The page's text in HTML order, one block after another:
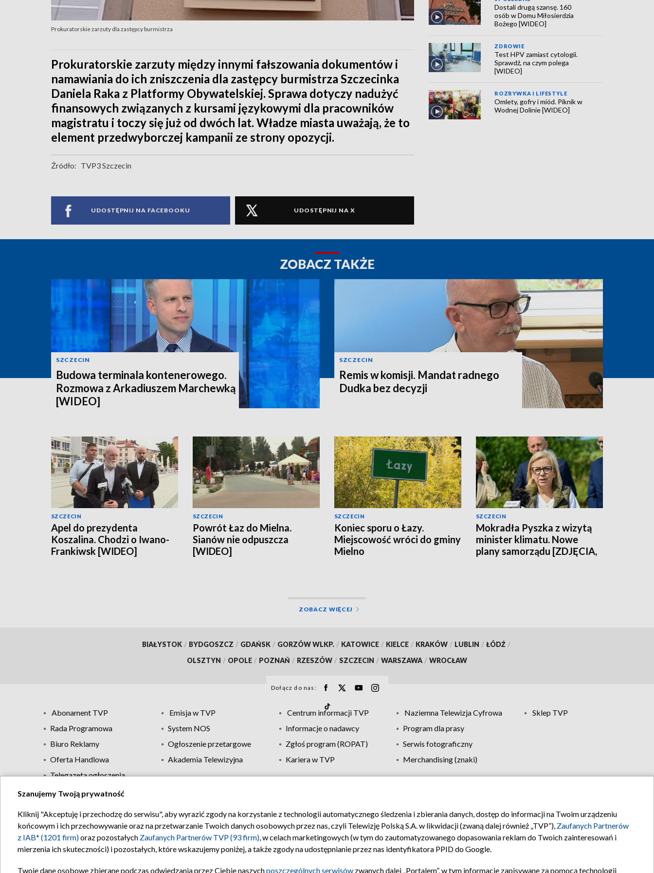
Prokuratorskie zarzuty dla zastępcy burmistrza
Prokuratorskie zarzuty między innymi fałszowania dokumentów i
namawiania do ich zniszczenia dla zastępcy burmistrza Szczecinka
Daniela Raka z Platformy Obywatelskiej. Sprawa dotyczy nadużyć
finansowych związanych z kursami językowymi dla pracowników
magistratu i toczy się już od dwóch lat. Władze miasta uważają, że to
element przedwyborczej kampanii ze strony opozycji.
Źródło: TVP3 Szczecin
UDOSTĘPNIJ NA FACEBOOKU UDOSTĘPNIJ NA X
Dostali drugą szansę. 160
osób w Domu Miłosierdzia
Bożego [WIDEO]
ZDROWIE
Test HPV zamiast cytologii.
Sprawdź, na czym polega
[WIDEO]
ROZRYWKA I LIFESTYLE
Omlety, gofry i miód. Piknik w
Wodnej Dolinie [WIDEO]
ZOBACZ TAKŻE
SZCZECIN
Budowa terminala kontenerowego.
Rozmowa z Arkadiuszem Marchewką
[WIDEO]
SZCZECIN
Remis w komisji. Mandat radnego
Dudka bez decyzji
SZCZECIN
Apel do prezydenta
Koszalina. Chodzi o Iwano-
Frankiwsk [WIDEO]
SZCZECIN
Powrót Łaz do Mielna.
Sianów nie odpuszcza
[WIDEO]
SZCZECIN
Koniec sporu o Łazy.
Miejscowość wróci do gminy
Mielno
SZCZECIN
Mokradła Pyszka z wizytą
minister klimatu. Nowe
plany samorządu [ZDJĘCIA,
ZOBACZ WIĘCEJ
BIAŁYSTOK / BYDGOSZCZ / GDAŃSK / GORZÓW WLKP. / KATOWICE / KIELCE / KRAKÓW / LUBLIN / ŁÓDŹ /
OLSZTYN / OPOLE / POZNAŃ / RZESZÓW / SZCZECIN / WARSZAWA / WROCŁAW
Dołącz do nas:
Abonament TVP Emisja w TVP Centrum informacji TVP Naziemna Telewizja Cyfrowa
Sklep TVP
Rada Programowa
System NOS Informacje o nadawcy
Program dla prasy
Biuro Reklamy
Ogłoszenie przetargowe Zgłoś program (ROPAT)
Serwis fotograficzny
Oferta Handlowa
Akademia Telewizyjna Kariera w TVP
Merchandising (znaki)
Telegazeta ogłoszenia
Regulamin TVP Polityka prywatności Moje zgody Pomoc Biuro reklamy Kontakt
Szanujemy Twoją prywatność
Kliknij "Akceptuję i przechodzę do serwisu", aby wyrazić zgody na korzystanie z technologii automatycznego śledzenia i zbierania danych, dostęp do informacji na Twoim urządzeniu
końcowym i ich przechowywanie oraz na przetwarzanie Twoich danych osobowych przez nas, czyli Telewizję Polską S.A. w likwidacji (zwaną dalej również „TVP”), Zaufanych Partnerów
z IAB* (1201 firm)oraz pozostałych Zaufanych Partnerów TVP (93 firm), w celach marketingowych (w tym do zautomatyzowanego dopasowania reklam do Twoich zainteresowań i
mierzenia ich skuteczności) i pozostałych, które wskazujemy poniżej, a także zgody na udostępnianie przez nas identyfikatora PPID do Google.
Twoje dane osobowe zbierane podczas odwiedzania przez Ciebie naszychposzczególnych serwisów zwanych dalej „Portalem”, w tym informacje zapisywane za pomocą technologii